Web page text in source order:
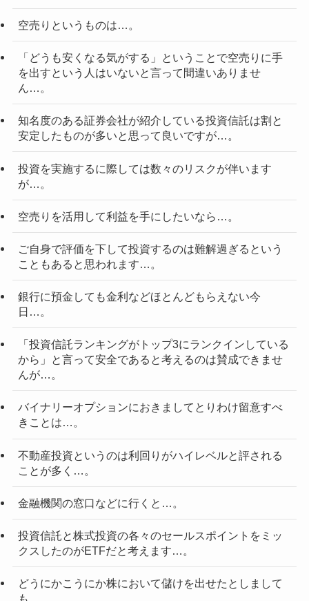
空売りというものは…。
「どうも安くなる気がする」ということで空売りに手
を出すという人はいないと言って間違いありませ
ん…。
知名度のある証券会社が紹介している投資信託は割と
安定したものが多いと思って良いですが…。
投資を実施するに際しては数々のリスクが伴います
が…。
空売りを活用して利益を手にしたいなら…。
ご自身で評価を下して投資するのは難解過ぎるという
こともあると思われます…。
銀行に預金しても金利などほとんどもらえない今
日…。
「投資信託ランキングがトップ3にランクインしている
から」と言って安全であると考えるのは賛成できませ
んが…。
バイナリーオプションにおきましてとりわけ留意すべ
きことは…。
不動産投資というのは利回りがハイレベルと評される
ことが多く…。
金融機関の窓口などに行くと…。
投資信託と株式投資の各々のセールスポイントをミッ
クスしたのがETFだと考えます…。
どうにかこうにか株において儲けを出せたとしまして
も…。